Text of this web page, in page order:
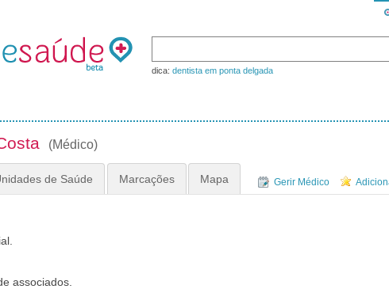
dica: dentista em ponta delgada
(Médico)
Gerir Médico
de Saúde Marcações Mapa
associados.